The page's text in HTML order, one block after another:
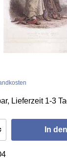
Lieferzeit 1-3
In